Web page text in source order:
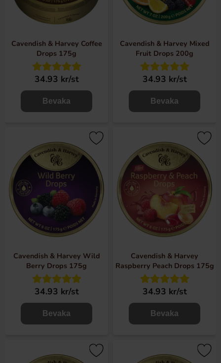
Cavendish & Harvey Coffee
Drops 175g
34.93 kr/st
Bevaka
Cavendish & Harvey Mixed
Fruit Drops 200g
34.93 kr/st
Bevaka
Cavendish & Harvey Wild
Berry Drops 175g
34.93 kr/st
Bevaka
Cavendish & Harvey
Raspberry Peach Drops 175g
34.93 kr/st
Bevaka